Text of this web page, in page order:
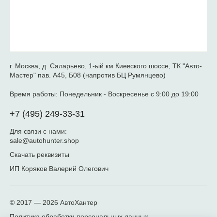
г. Москва, д. Саларьево, 1-ый км Киевского шоссе, ТК "Авто-
Мастер" пав. А45, Б08 (напротив БЦ Румянцево)
Время работы: Понедельник - Воскресенье с 9:00 до 19:00
+7 (495) 249-33-31
Для связи с нами:
sale@autohunter.shop
Скачать реквизиты
ИП Коряков Валерий Олегович
© 2017 — 2026 АвтоХантер